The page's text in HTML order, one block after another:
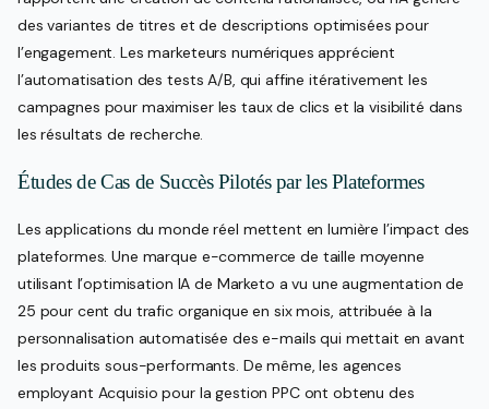
des variantes de titres et de descriptions optimisées pour
l’engagement. Les marketeurs numériques apprécient
l’automatisation des tests A/B, qui affine itérativement les
campagnes pour maximiser les taux de clics et la visibilité dans
les résultats de recherche.
Études de Cas de Succès Pilotés par les Plateformes
Les applications du monde réel mettent en lumière l’impact des
plateformes. Une marque e-commerce de taille moyenne
utilisant l’optimisation IA de Marketo a vu une augmentation de
25 pour cent du trafic organique en six mois, attribuée à la
personnalisation automatisée des e-mails qui mettait en avant
les produits sous-performants. De même, les agences
employant Acquisio pour la gestion PPC ont obtenu des